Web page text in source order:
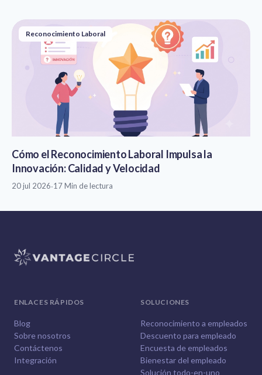
Reconocimiento Laboral
Cómo el Reconocimiento Laboral Impulsa la
Innovación: Calidad y Velocidad
20 jul 2026·17 Min de lectura
ENLACES RÁPIDOS
Blog
Sobre nosotros
Contáctenos
Integración
SOLUCIONES
Reconocimiento a empleados
Descuento para empleado
Encuesta de empleados
Bienestar del empleado
Solución todo-en-uno